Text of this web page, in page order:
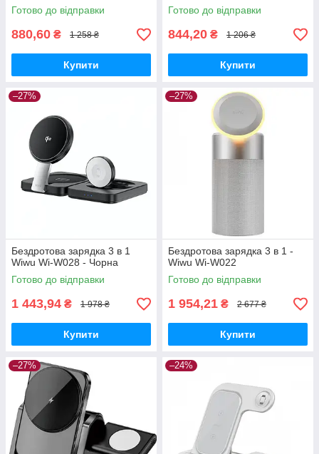
Готово до відправки
880,60 ₴ 1 258 ₴
Купити
Готово до відправки
844,20 ₴ 1 206 ₴
Купити
–27%
Бездротова зарядка 3 в 1
Wiwu Wi-W028 - Чорна
Готово до відправки
1 443,94 ₴ 1 978 ₴
Купити
–27%
Бездротова зарядка 3 в 1 -
Wiwu Wi-W022
Готово до відправки
1 954,21 ₴ 2 677 ₴
Купити
–27% –24%